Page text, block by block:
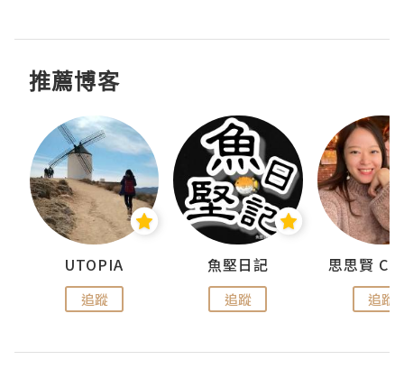
推薦博客
UTOPIA
追蹤
魚堅日記
追蹤 追蹤